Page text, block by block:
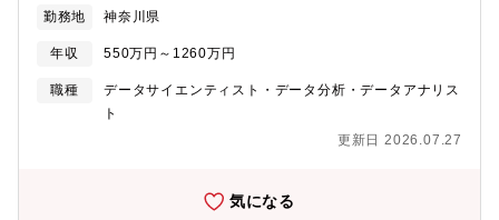
業務内容】■OSSや先端IT/AI技術の調査（インターネットでの情
報収集、各種カンファレンス・展示会への参加、コンサルやSIer
へのヒアリング）■ユーザ業務の理解と、ユーザとのディスカッシ
ョンを通じた真の課題の抽出■抽出した課題を解決するためのシス
テムビジョンおよびコンセプトの策定■システムアーキテクチャの
■コンサルやSIerと協働した本番システムの構築※IT/AIの技術力を
プ開発、PoCの実施までを自社主導で推進できる環境です。※使
用ツール※■データソース・基幹系：PLM、Oracle、MySQL■デ
勤務地 神奈川県
年収 550万円～1260万円
職種
データサイエンティスト・データ分析・データアナリス
ト
更新日 2026.07.27
気になる